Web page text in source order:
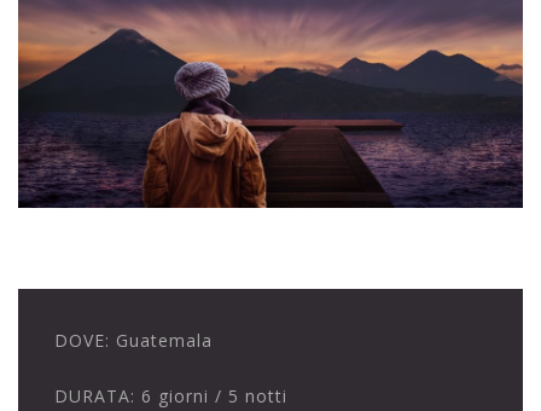
DOVE: Guatemala
DURATA: 6 giorni / 5 notti